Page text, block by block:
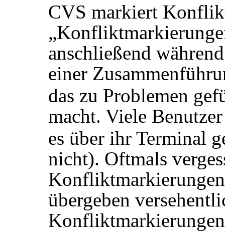
CVS markiert
„
anschließend
einer
das zu Problemen
macht. Viele
es über ihr Terminal
nicht). Oftmals
übergeben